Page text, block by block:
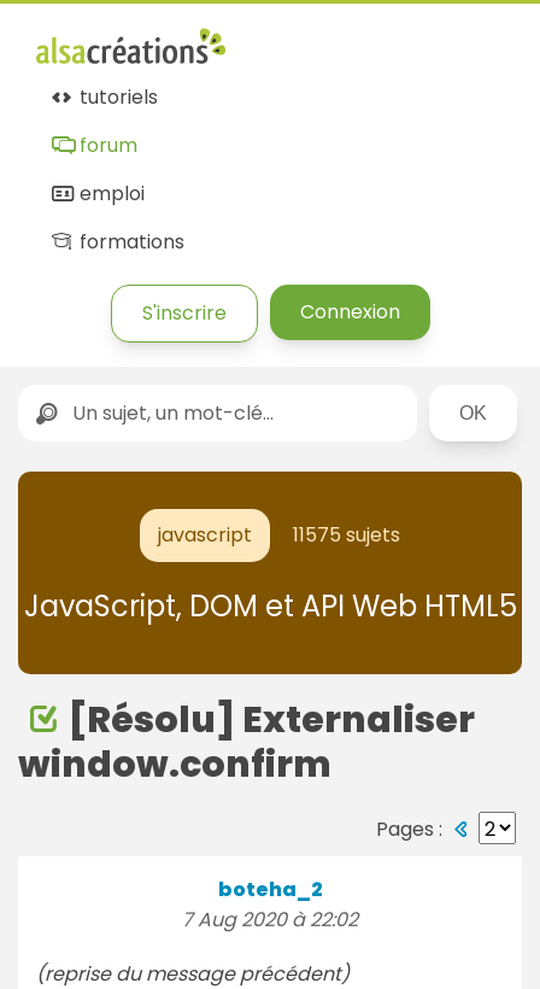
tutoriels
forum
emploi
formations
S'inscrire Connexion
Rechercher
javascript 11575 sujets
JavaScript, DOM et API Web HTML5
[Résolu] Externaliser
window.confirm
Pages :
boteha_2
7 Aug 2020 à 22:02
(reprise du message précédent)